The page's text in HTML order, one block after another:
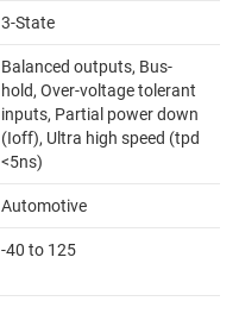
3-State
Balanced outputs, Bus-
hold, Over-voltage tolerant
inputs, Partial power down
(Ioff), Ultra high speed (tpd
<5ns)
Automotive
-40 to 125